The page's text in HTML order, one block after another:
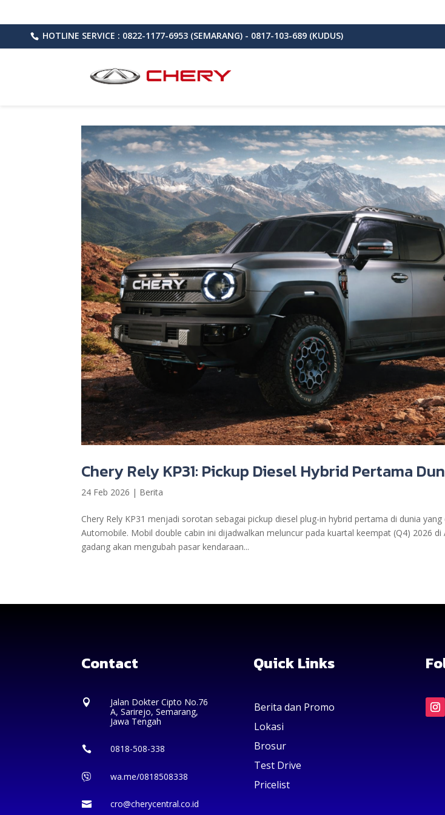
HOTLINE SERVICE : 0822-1177-6953 (SEMARANG) - 0817-103-689 (KUDUS)
Chery Rely KP31: Pickup Diesel Hybrid Pertama
24 Feb 2026 | Berita
Chery Rely KP31 menjadi sorotan sebagai pickup diesel plug-in hybrid pertama di dunia
Automobile. Mobil double cabin ini dijadwalkan meluncur pada kuartal keempat (Q4) 2026 di
gadang akan mengubah pasar kendaraan...
Contact

Jalan Dokter Cipto No.76
A, Sarirejo, Semarang,
Jawa Tengah
 0818-508-338
 wa.me/0818508338
 cro@cherycentral.co.id
Quick Links
Berita dan Promo
Lokasi
Brosur
Test Drive
Pricelist